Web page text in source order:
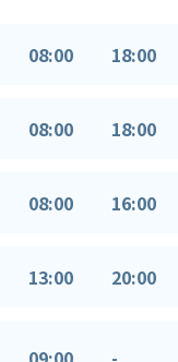
08:00 18:00
08:00 18:00
08:00 16:00
13:00 20:00